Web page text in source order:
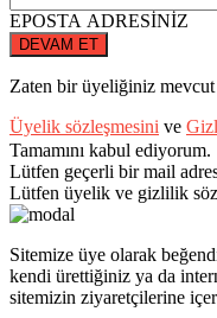
EPOSTA ADRESİNİZ
DEVAM ET
Zaten bir üyeliğiniz
Üyelik sözleşmesini ve
Tamamını kabul ediyorum.
Lütfen geçerli bir mail
Lütfen üyelik ve gizlilik
Sitemize üye olarak
kendi ürettiğiniz ya da
sitemizin ziyaretçilerine